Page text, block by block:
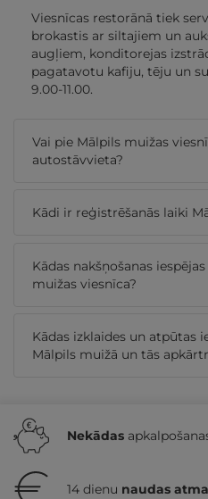
Viesnīcas restorānā tiek
brokastis ar siltajiem un
augļiem, konditorejas
pagatavotu kafiju, tēju un
9.00-11.00.
Vai pie Mālpils muižas
autostāvvieta?
Kādi ir reģistrēšanās laiki
Kādas nakšņošanas
muižas viesnīca?
Kādas izklaides un atpūtas
Mālpils muižā un tās
Nekādas
14 dienu naudas